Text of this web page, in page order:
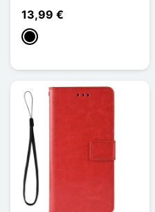
13,99 €
Negro